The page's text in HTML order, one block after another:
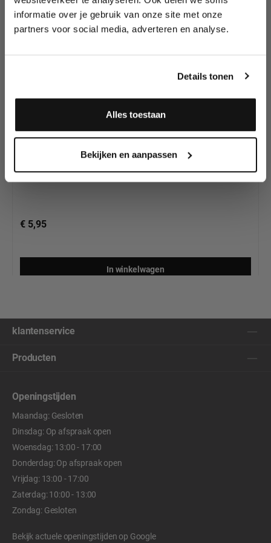
informatie over je gebruik van onze site met onze
partners voor social media, adverteren en analyse.
Details tonen
Alles toestaan
Bekijken en aanpassen
Superstar
€ 5,95
In winkelwagen
klantenservice
Producten
Openingstijden
Maandag: Gesloten
Dinsdag: Op afspraak open
Woensdag: 13:00 - 17:00
Donderdag: Op afspraak open
Vrijdag: 13:00 - 17:00
Zaterdag: 10:00 - 13:00
Zondag: Gesloten
Bekijk actuele openingstijden op Google
wedstrijden en meer.
Meld je aan en ontvang direct
Ja, ik meld me aan